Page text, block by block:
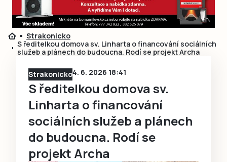
Přihlásit se
Přihlásit se přes Facebook
Ještě nemám účet, chci se
Registrovat
Čtenáři píší
Speciální přílohy
Strakonicko
S ředitelkou domova sv. Linharta o financování sociálních
služeb a plánech do budoucna. Rodí se projekt Archa
Strakonicko4. 6. 2026 18:41
S ředitelkou domova sv.
Linharta o financování
sociálních služeb a plánech
do budoucna. Rodí se
projekt Archa